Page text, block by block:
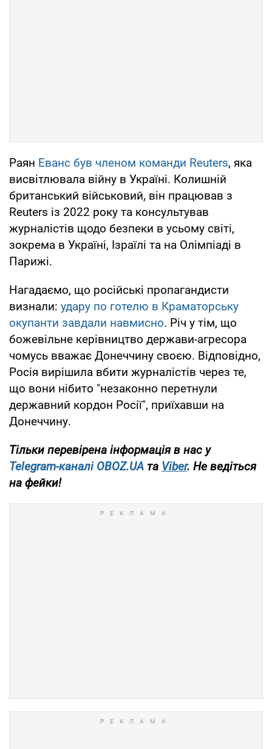
Раян Еванс був членом команди Reuters, яка
висвітлювала війну в Україні. Колишній
британський військовий, він працював з
Reuters із 2022 року та консультував
журналістів щодо безпеки в усьому світі,
зокрема в Україні, Ізраїлі та на Олімпіаді в
Парижі.
Нагадаємо, що російські пропагандисти
визнали: удару по готелю в Краматорську
окупанти завдали навмисно. Річ у тім, що
божевільне керівництво держави-агресора
чомусь вважає Донеччину своєю. Відповідно,
Росія вирішила вбити журналістів через те,
що вони нібито "незаконно перетнули
державний кордон Росії", приїхавши на
Донеччину.
Тільки перевірена інформація в нас у
Telegram-каналі OBOZ.UA та Viber. Не ведіться
на фейки!